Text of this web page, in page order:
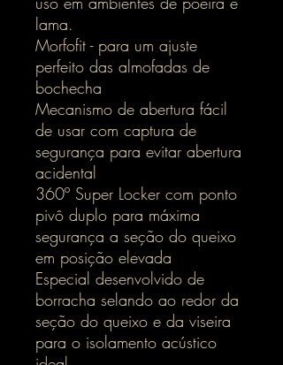
lama.
Morfofit - para um ajuste
perfeito das almofadas de
bochecha
Mecanismo de abertura fácil
de usar com captura de
segurança para evitar abertura
acidental
360º Super Locker com ponto
pivô duplo para máxima
segurança a seção do queixo
em posição elevada
Especial desenvolvido de
borracha selando ao redor da
seção do queixo e da viseira
para o isolamento acústico